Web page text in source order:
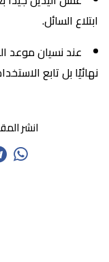
ابتلاع السائل.
عند نسيان موعد
نهائيًا بل تابع
انشر